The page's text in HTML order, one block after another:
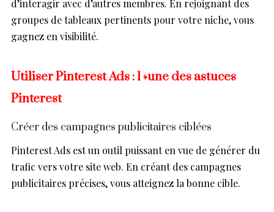
d’interagir avec d’autres membres. En rejoignant des
groupes de tableaux pertinents pour votre niche, vous
gagnez en visibilité.
Utiliser Pinterest Ads : l »une des astuces
Pinterest
Créer des campagnes publicitaires ciblées
Pinterest Ads est un outil puissant en vue de générer du
trafic vers votre site web. En créant des campagnes
publicitaires précises, vous atteignez la bonne cible.